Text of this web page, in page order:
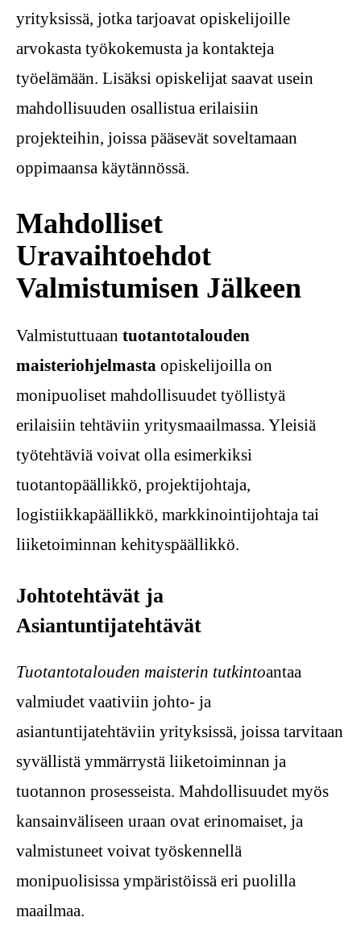
yrityksissä, jotka tarjoavat opiskelijoille
arvokasta työkokemusta ja kontakteja
työelämään. Lisäksi opiskelijat saavat usein
mahdollisuuden osallistua erilaisiin
projekteihin, joissa pääsevät soveltamaan
oppimaansa käytännössä.
Mahdolliset
Uravaihtoehdot
Valmistumisen Jälkeen
Valmistuttuaan tuotantotalouden
maisteriohjelmasta opiskelijoilla on
monipuoliset mahdollisuudet työllistyä
erilaisiin tehtäviin yritysmaailmassa. Yleisiä
työtehtäviä voivat olla esimerkiksi
tuotantopäällikkö, projektijohtaja,
logistiikkapäällikkö, markkinointijohtaja tai
liiketoiminnan kehityspäällikkö.
Johtotehtävät ja
Asiantuntijatehtävät
Tuotantotalouden maisterin tutkintoantaa
valmiudet vaativiin johto- ja
asiantuntijatehtäviin yrityksissä, joissa tarvitaan
syvällistä ymmärrystä liiketoiminnan ja
tuotannon prosesseista. Mahdollisuudet myös
kansainväliseen uraan ovat erinomaiset, ja
valmistuneet voivat työskennellä
monipuolisissa ympäristöissä eri puolilla
maailmaa.